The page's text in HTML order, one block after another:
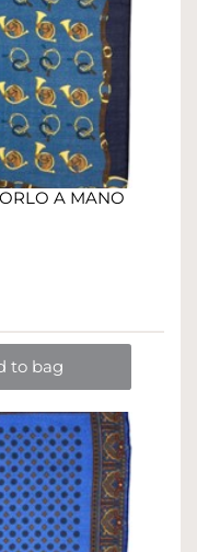
A MANO
to bag